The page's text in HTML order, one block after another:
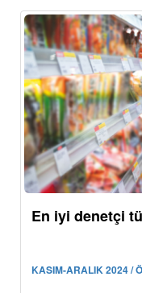
En iyi denetçi
KASIM-ARALIK 2024 /